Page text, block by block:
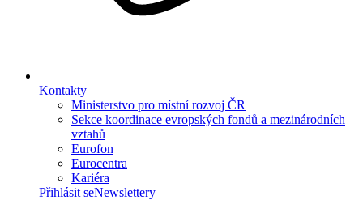
Kontakty
Ministerstvo pro místní rozvoj ČR
Sekce koordinace evropských fondů a mezinárodních
vztahů
Eurofon
Eurocentra
Kariéra
Přihlásit seNewslettery